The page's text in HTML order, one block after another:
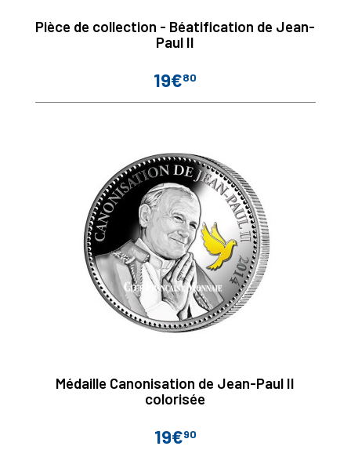
Pièce de collection - Béatification de Jean-
Paul II
Prix
19€80
Médaille Canonisation de Jean-Paul II
colorisée
Prix
19€90